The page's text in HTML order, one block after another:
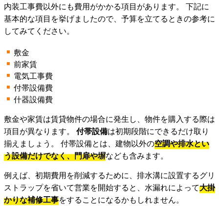
内装工事費以外にも費用がかかる項目があります。 下記に
基本的な項目を挙げましたので、予算を立てるときの参考に
してみてください。
敷金
前家賃
電気工事費
付帯設備費
什器設備費
敷金や家賃は賃貸物件の場合に発生し、物件を購入する際は
項目が異なります。 付帯設備は初期段階にできるだけ取り
揃えましょう。 付帯設備とは、建物以外の空調や排水とい
う設備だけでなく、門扉や塀なども含みます。
例えば、初期費用を削減するために、排水溝に設置するグリ
ストラップを省いて営業を開始すると、水漏れによって大掛
かりな補修工事をすることになるかもしれません。